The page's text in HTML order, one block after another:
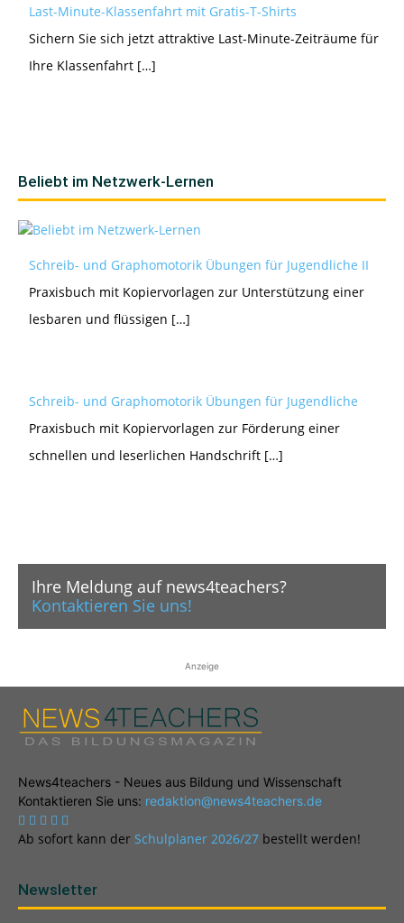
Last-Minute-Klassenfahrt mit Gratis-T-Shirts
Sichern Sie sich jetzt attraktive Last-Minute-Zeiträume für
Ihre Klassenfahrt […]
Beliebt im Netzwerk-Lernen
Schreib- und Graphomotorik Übungen für Jugendliche II
Praxisbuch mit Kopiervorlagen zur Unterstützung einer
lesbaren und flüssigen […]
Schreib- und Graphomotorik Übungen für Jugendliche
Praxisbuch mit Kopiervorlagen zur Förderung einer
schnellen und leserlichen Handschrift […]
Ihre Meldung auf news4teachers?
Kontaktieren Sie uns!
Anzeige
News4teachers - Neues aus Bildung und Wissenschaft
Kontaktieren Sie uns: redaktion@news4teachers.de
Ab sofort kann der Schulplaner 2026/27 bestellt werden!
Newsletter